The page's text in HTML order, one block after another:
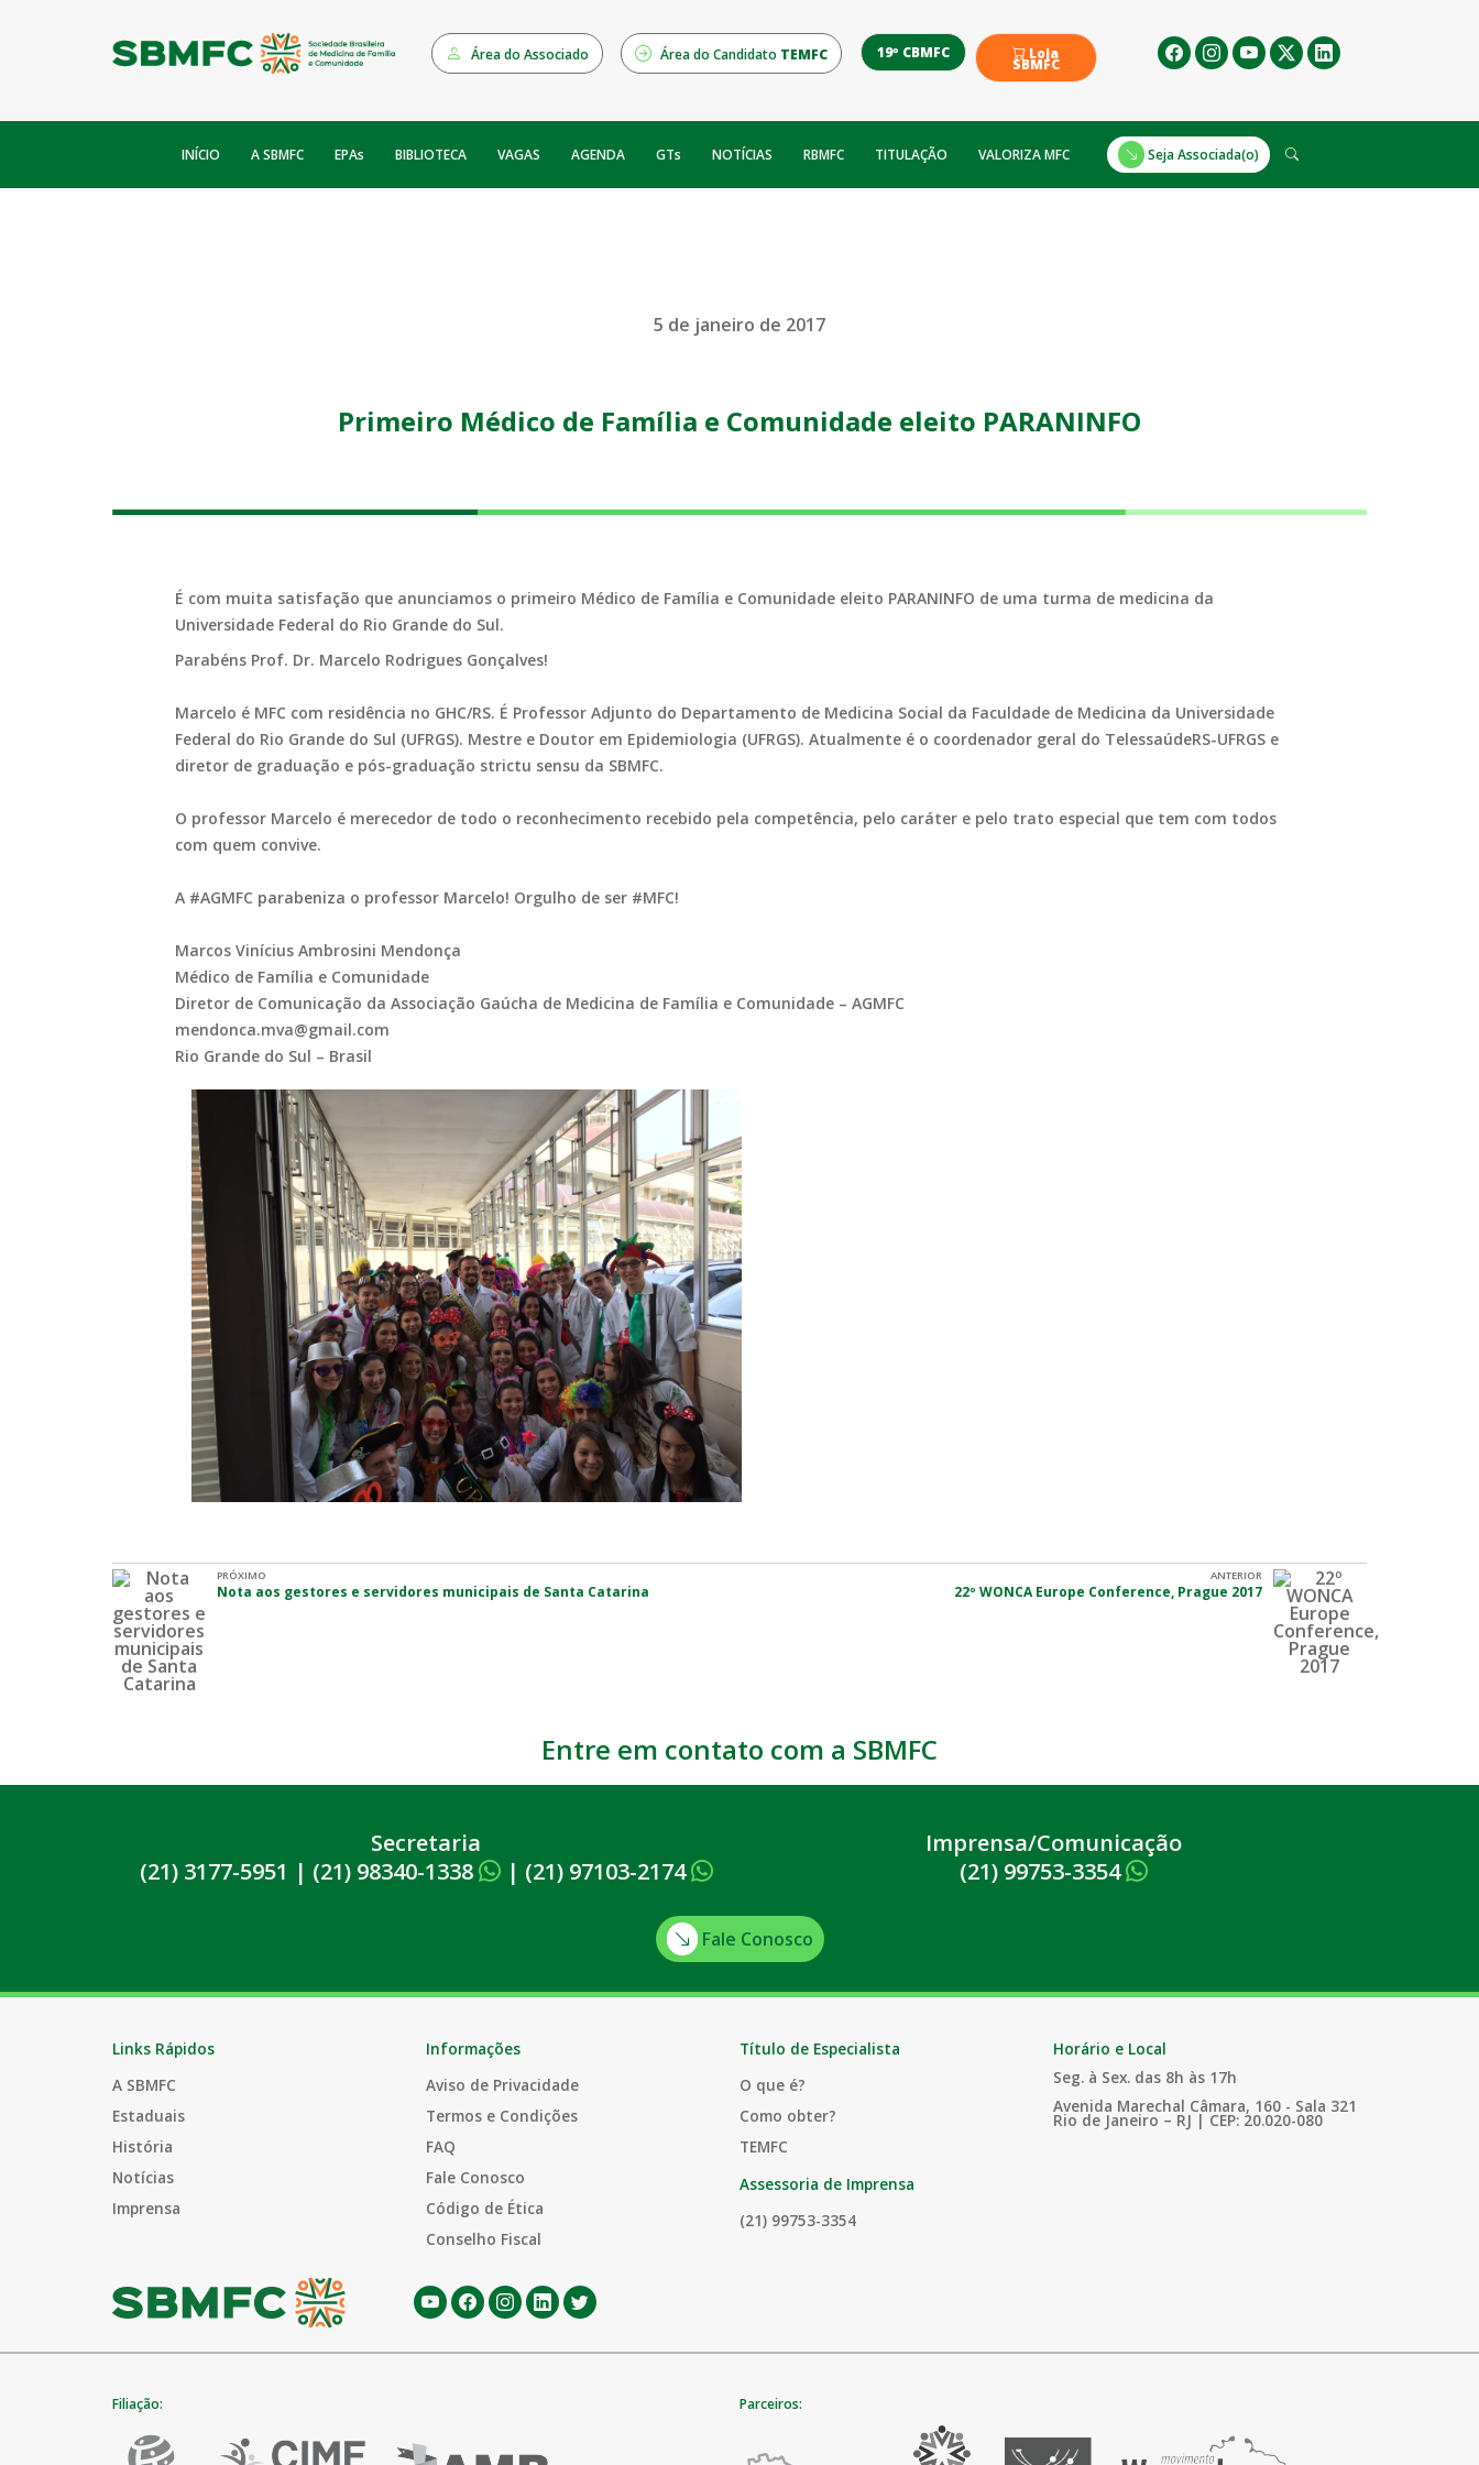
Área do Associado Área do Candidato TEMFC 19º CBMFC Loja
SBMFC
INÍCIO A SBMFC EPAs BIBLIOTECA VAGAS AGENDA GTs NOTÍCIAS RBMFC TITULAÇÃO VALORIZA MFC Seja Associada(o)
5 de janeiro de 2017
Primeiro Médico de Família e Comunidade eleito PARANINFO
É com muita satisfação que anunciamos o primeiro Médico de Família e Comunidade eleito PARANINFO de uma turma de medicina da
Universidade Federal do Rio Grande do Sul.
Parabéns Prof. Dr. Marcelo Rodrigues Gonçalves!
Marcelo é MFC com residência no GHC/RS. É Professor Adjunto do Departamento de Medicina Social da Faculdade de Medicina da Universidade
Federal do Rio Grande do Sul (UFRGS). Mestre e Doutor em Epidemiologia (UFRGS). Atualmente é o coordenador geral do TelessaúdeRS-UFRGS e
diretor de graduação e pós-graduação strictu sensu da SBMFC.
O professor Marcelo é merecedor de todo o reconhecimento recebido pela competência, pelo caráter e pelo trato especial que tem com todos
com quem convive.
A #AGMFC parabeniza o professor Marcelo! Orgulho de ser #MFC!
Marcos Vinícius Ambrosini Mendonça
Médico de Família e Comunidade
Diretor de Comunicação da Associação Gaúcha de Medicina de Família e Comunidade – AGMFC
mendonca.mva@gmail.com
Rio Grande do Sul – Brasil
PRÓXIMO
Nota aos gestores e servidores municipais de Santa Catarina
ANTERIOR
22º WONCA Europe Conference, Prague 2017
Entre em contato com a SBMFC
Secretaria
(21) 3177-5951 | (21) 98340-1338 | (21) 97103-2174
Imprensa/Comunicação
(21) 99753-3354
Fale Conosco
Links Rápidos
A SBMFC
Estaduais
História
Notícias
Imprensa
Informações
Aviso de Privacidade
Termos e Condições
FAQ
Fale Conosco
Código de Ética
Conselho Fiscal
Título de Especialista
O que é?
Como obter?
TEMFC
Assessoria de Imprensa
(21) 99753-3354
Horário e Local
Seg. à Sex. das 8h às 17h
Avenida Marechal Câmara, 160 - Sala 321
Rio de Janeiro – RJ | CEP: 20.020-080
Filiação: Parceiros: